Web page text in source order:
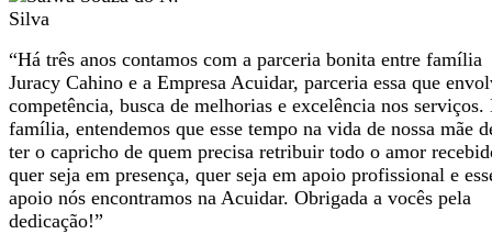
“Há três anos contamos com a parceria bonita entre família
Juracy Cahino e a Empresa Acuidar, parceria essa que
competência, busca de melhorias e excelência nos serviços.
família, entendemos que esse tempo na vida de nossa mãe
ter o capricho de quem precisa retribuir todo o amor
quer seja em presença, quer seja em apoio profissional e
apoio nós encontramos na Acuidar. Obrigada a vocês pela
dedicação!”